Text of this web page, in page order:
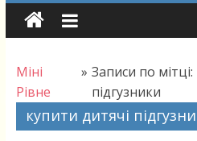
Skip
Міні
Рівне
» Записи по
підгузники
купити дитячі